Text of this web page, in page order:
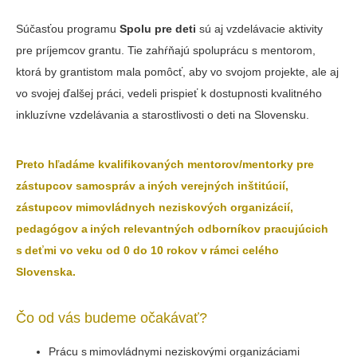
Súčasťou programu Spolu pre deti sú aj vzdelávacie aktivity
pre príjemcov grantu. Tie zahŕňajú spoluprácu s mentorom,
ktorá by grantistom mala pomôcť, aby vo svojom projekte, ale aj
vo svojej ďalšej práci, vedeli prispieť k dostupnosti kvalitného
inkluzívne vzdelávania a starostlivosti o deti na Slovensku.
Preto hľadáme kvalifikovaných mentorov/mentorky pre
zástupcov samospráv a iných verejných inštitúcií,
zástupcov mimovládnych neziskových organizácií,
pedagógov a iných relevantných odborníkov pracujúcich
s deťmi vo veku od 0 do 10 rokov v rámci celého
Slovenska.
Čo od vás budeme očakávať?
Prácu s mimovládnymi neziskovými organizáciami